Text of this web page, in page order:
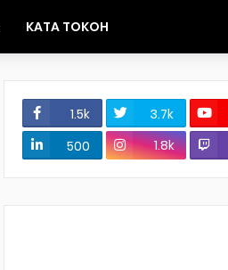
KATA TOKOH
1.5k 3.7k
500
1.8k